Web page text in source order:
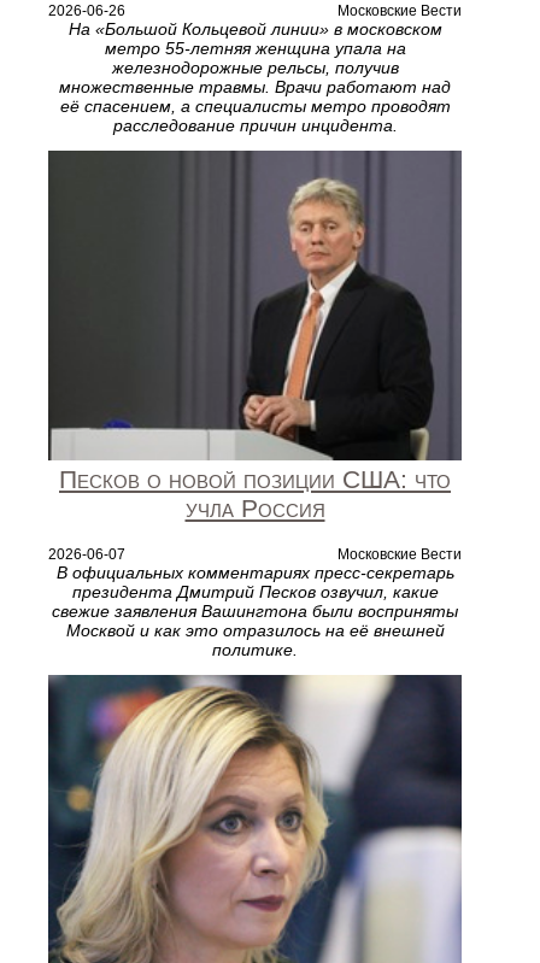
2026-06-26 Московские Вести
На «Большой Кольцевой линии» в московском
метро 55‑летняя женщина упала на
железнодорожные рельсы, получив
множественные травмы. Врачи работают над
её спасением, а специалисты метро проводят
расследование причин инцидента.
Песков о новой позиции США: что
учла Россия
2026-06-07 Московские Вести
В официальных комментариях пресс‑секретарь
президента Дмитрий Песков озвучил, какие
свежие заявления Вашингтона были восприняты
Москвой и как это отразилось на её внешней
политике.